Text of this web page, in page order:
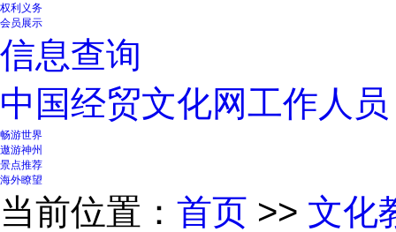
权利义务
会员展示
信息查询
中国经贸文化网工作人员
畅游世界
遨游神州
景点推荐
海外瞭望
当前位置： 首页 >> 文化